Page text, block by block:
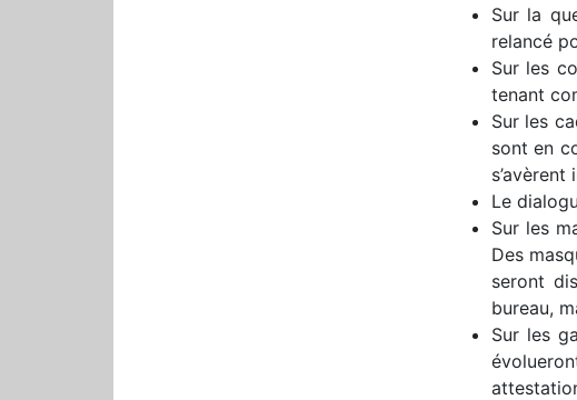
Sur la
relancé
Sur les
tenant
Sur les
sont en
Le
Sur les
Des
seront
bureau,
Sur les